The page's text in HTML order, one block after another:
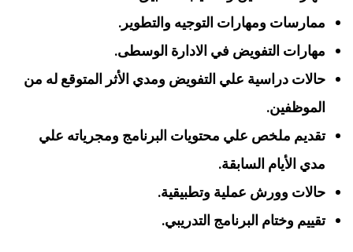
ممارسات ومهارات التوجيه والتطوير.
مهارات التفويض في الادارة الوسطى.
حالات دراسية علي التفويض ومدي الأثر المتوقع له من
الموظفين.
تقديم ملخص علي محتويات البرنامج ومجرياته علي
مدي الأيام السابقة.
حالات وورش عملية وتطبيقية.
تقييم وختام البرنامج التدريبي.